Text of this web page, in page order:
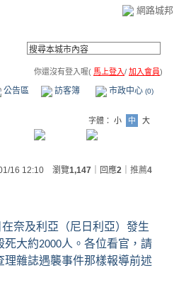
網路城邦
你還沒有登入喔( 馬上登入/ 加入會員)
公告區 訪客簿 市政中心 (0)
字體： 小 中
大
16 12:10 瀏覽1,147 ｜回應2 推薦4
在奈及利亞（尼日利亞）發生
死大約2000人。各位看官，請
雜誌遇襲事件那樣報導前述